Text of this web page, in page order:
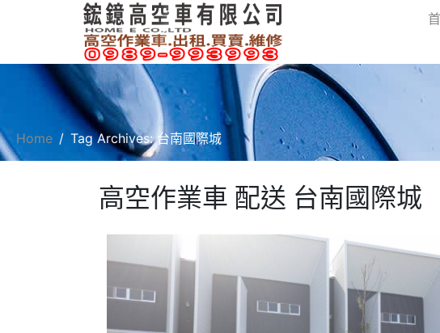
Home Tag Archives: 台南國際城
高空作業車 配送 台南國際城